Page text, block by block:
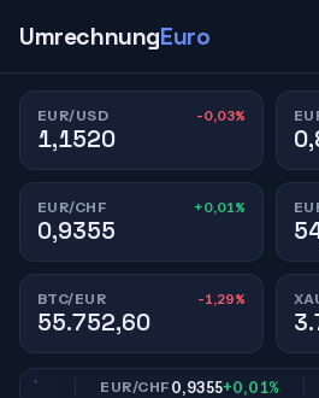
UmrechnungEuro
EUR/USD -0,03%
1,1520
EUR/CHF +0,01%
0,9355
BTC/EUR -1,29%
55.752,60
EUR/CHF0,9355+0,01%